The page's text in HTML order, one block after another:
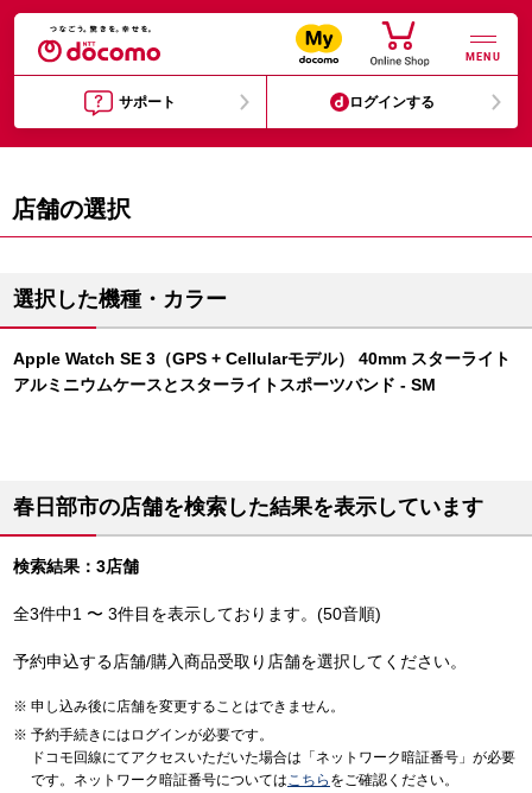
MENU
サポート ログインする
店舗の選択
選択した機種・カラー
Apple Watch SE 3（GPS + Cellularモデル） 40mm スターライト
アルミニウムケースとスターライトスポーツバンド - SM
春日部市の店舗を検索した結果を表示しています
検索結果：3店舗
全3件中1 〜 3件目を表示しております。(50音順)
予約申込する店舗/購入商品受取り店舗を選択してください。
申し込み後に店舗を変更することはできません。
予約手続きにはログインが必要です。
ドコモ回線にてアクセスいただいた場合は「ネットワーク暗証番号」が必要
です。ネットワーク暗証番号についてはこちら をご確認ください。